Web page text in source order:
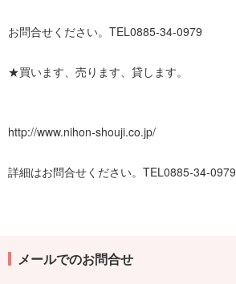
お問合せください。TEL0885-34-0979
★買います、売ります、貸します。
http://www.nihon-shouji.co.jp/
詳細はお問合せください。TEL0885-34-0979
メールでのお問合せ